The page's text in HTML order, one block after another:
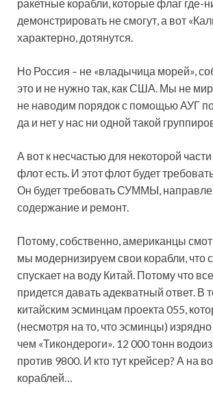
ракетные корабли, которые флаг где-
демонстрировать не смогут, а вот
характерно, дотянутся.
Но Россия – не «владычица морей»,
это и не нужно так, как США. Мы не
не наводим порядок с помощью АУГ
да и нет у нас ни одной такой
А вот к несчастью для некоторой
флот есть. И этот флот будет
Он будет требовать СУММЫ,
содержание и ремонт.
Потому, собственно, американцы
мы модернизируем свои корабли, что
спускает на воду Китай. Потому что
придется давать адекватный ответ. В
китайским эсминцам проекта 055,
(несмотря на то, что эсминцы)
чем «Тикондероги». 12 000 тонн
против 9800. И кто тут крейсер? А на
кораблей…